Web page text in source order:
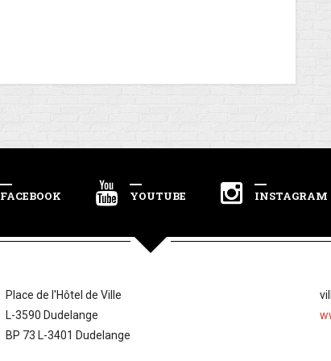
FACEBOOK YOUTUBE INSTAGRAM
Place de l'Hôtel de Ville
L-3590 Dudelange
BP 73 L-3401 Dudelange